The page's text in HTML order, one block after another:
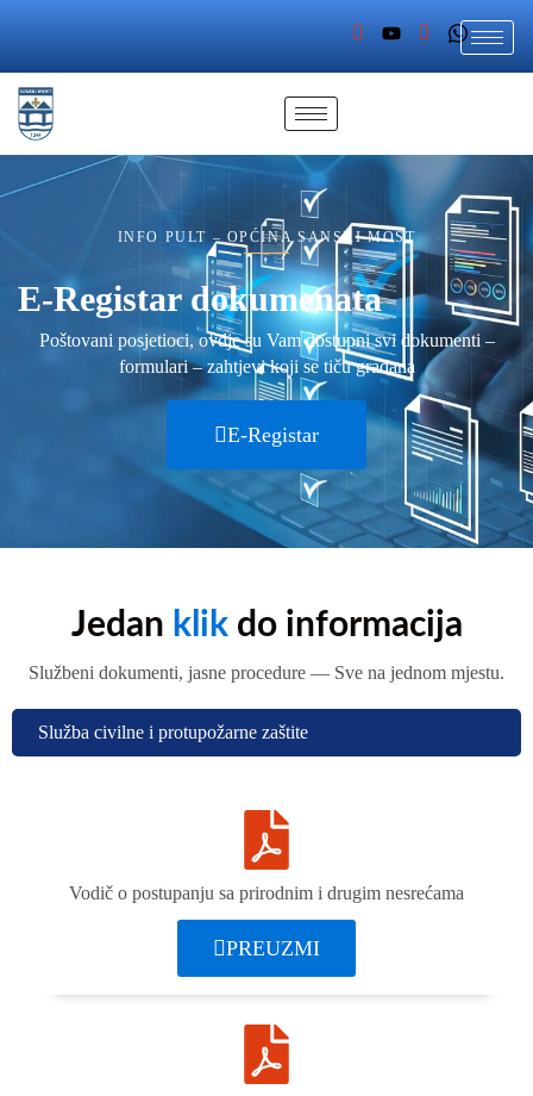
INFO PULT – OPĆINA SANSKI MOST
E-Registar dokumenata
Poštovani posjetioci, ovdje su Vam dostupni svi dokumenti –
formulari – zahtjevi koji se tiču građana
E-Registar
Jedan klikdo informacija
Službeni dokumenti, jasne procedure — Sve na jednom mjestu.
Služba civilne i protupožarne zaštite
Vodič o postupanju sa prirodnim i drugim nesrećama
PREUZMI